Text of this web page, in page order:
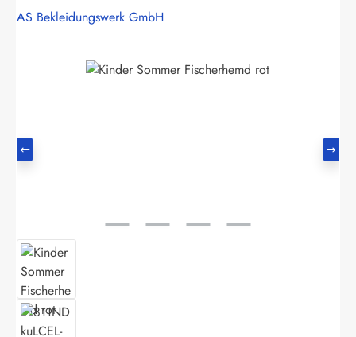
AS Bekleidungswerk GmbH
Bildergalerie überspringen